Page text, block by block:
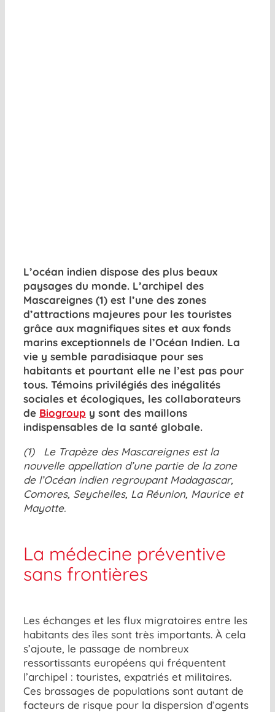
L’océan indien dispose des plus beaux
paysages du monde. L’archipel des
Mascareignes (1) est l’une des zones
d’attractions majeures pour les touristes
grâce aux magnifiques sites et aux fonds
marins exceptionnels de l’Océan Indien. La
vie y semble paradisiaque pour ses
habitants et pourtant elle ne l’est pas pour
tous. Témoins privilégiés des inégalités
sociales et écologiques, les collaborateurs
de Biogroup y sont des maillons
indispensables de la santé globale.
(1) Le Trapèze des Mascareignes est la
nouvelle appellation d’une partie de la zone
de l’Océan indien regroupant Madagascar,
Comores, Seychelles, La Réunion, Maurice et
Mayotte.
La médecine préventive
sans frontières
Les échanges et les flux migratoires entre les
habitants des îles sont très importants. À cela
s’ajoute, le passage de nombreux
ressortissants européens qui fréquentent
l’archipel : touristes, expatriés et militaires.
Ces brassages de populations sont autant de
facteurs de risque pour la dispersion d’agents